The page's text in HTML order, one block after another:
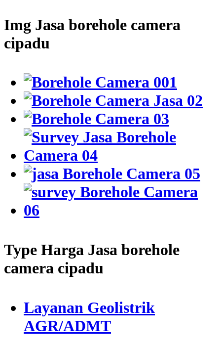
Img Jasa borehole camera
cipadu
Type Harga Jasa borehole
camera cipadu
Layanan Geolistrik
AGR/ADMT